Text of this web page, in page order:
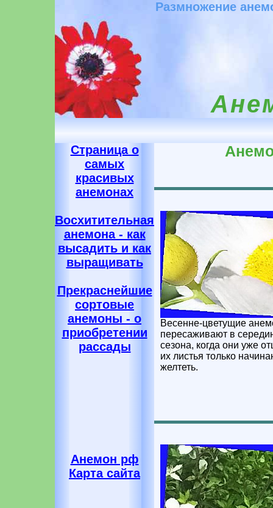
Размножение
Страница о
самых
красивых
анемонах
Восхитительная
анемона - как
высадить и как
выращивать
Прекраснейшие
сортовые
анемоны - о
приобретении
рассады
Анемон рф
Карта сайта
Весенне-цветущие
пересаживают в
сезона, когда они уже
их листья только
желтеть.